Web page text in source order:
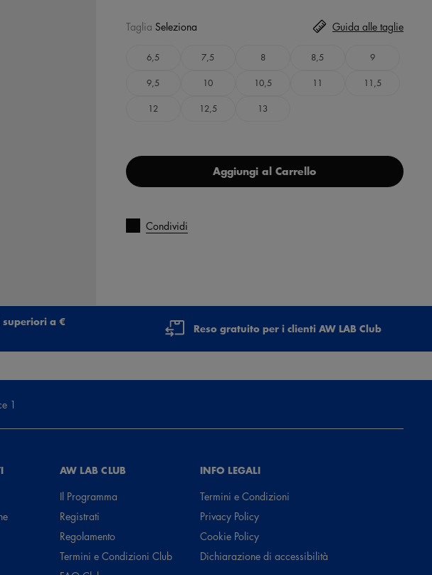
Taglia Seleziona
6,5 7,5 8 8,5 9
9,5 10 10,5 11 11,5
12 12,5 13
Guida alle taglie
Aggiungi al Carrello
Condividi
a €
Reso gratuito per i clienti AW LAB Club
1
AW LAB CLUB
Il Programma
Registrati
Regolamento
Termini e Condizioni Club
INFO LEGALI
Termini e Condizioni
Privacy Policy
Cookie Policy
Dichiarazione di accessibilità